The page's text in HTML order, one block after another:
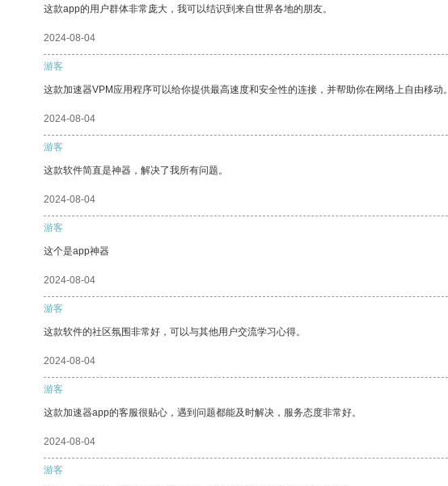
这款app的用户群体非常庞大，我可以结识到来自世界各地的朋友。
2024-08-04
游客
这款加速器VPM应用程序可以给你提供最高速度和安全性的连接，并帮助你在网络上自由移动。
2024-08-04
游客
这款软件简直是神器，解决了我所有问题。
2024-08-04
游客
这个是app神器
2024-08-04
游客
这款软件的社区氛围非常好，可以与其他用户交流学习心得。
2024-08-04
游客
这款加速器app的客服很贴心，遇到问题都能及时解决，服务态度非常好。
2024-08-04
游客